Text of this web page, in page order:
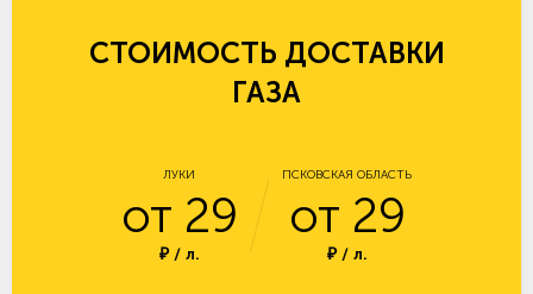
СТОИМОСТЬ ДОСТАВКИ
ГАЗА
ЛУКИ
от 29
₽ / л.
ПСКОВСКАЯ ОБЛАСТЬ
от 29
₽ / л.